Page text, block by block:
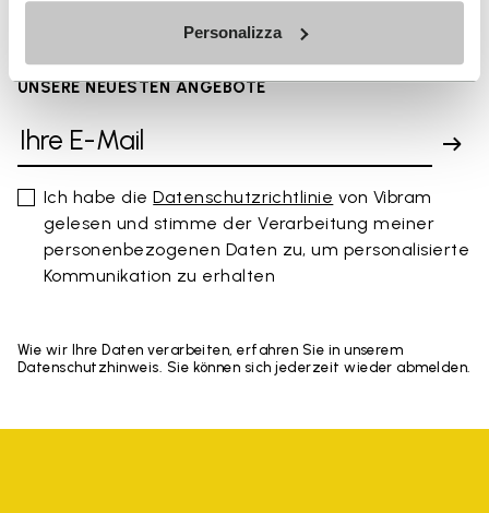
Personalizza
MELDEN SIE SICH AN UND VERPASSEN SIE NICHT
UNSERE NEUESTEN ANGEBOTE
Ich habe dieDatenschutzrichtlinie von Vibram
gelesen und stimme der Verarbeitung meiner
personenbezogenen Daten zu, um personalisierte
Kommunikation zu erhalten
Wie wir Ihre Daten verarbeiten, erfahren Sie in unserem
Datenschutzhinweis. Sie können sich jederzeit wieder abmelden.